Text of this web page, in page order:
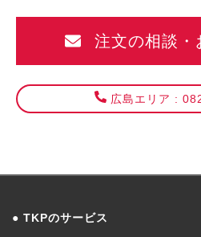
注文の相談・
広島エリア :
TKPのサービス